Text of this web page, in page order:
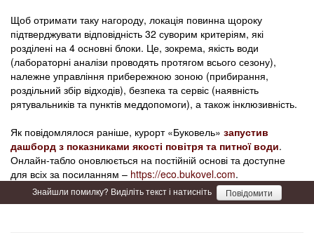
Щоб отримати таку нагороду, локація повинна щороку
підтверджувати відповідність 32 суворим критеріям, які
розділені на 4 основні блоки. Це, зокрема, якість води
(лабораторні аналізи проводять протягом всього сезону),
належне управління прибережною зоною (прибирання,
роздільний збір відходів), безпека та сервіс (наявність
рятувальників та пунктів меддопомоги), а також інклюзивність.
Як повідомлялося раніше, курорт «Буковель» запустив
дашборд з показниками якості повітря та питної води.
Онлайн-табло оновлюється на постійній основі та доступне
для всіх за посиланням – https://eco.bukovel.com.
Знайшли помилку? Виділіть текст і натисніть Повідомити